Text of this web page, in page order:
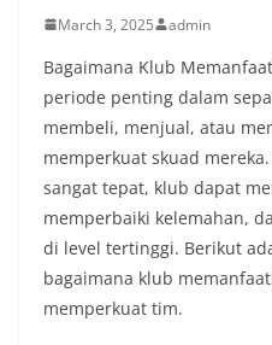
March 3, 2025 admin
Bagaimana Klub
periode penting dalam
membeli, menjual, atau
memperkuat skuad
sangat tepat, klub dapat
memperbaiki kelemahan,
di level tertinggi. Berikut
bagaimana klub
memperkuat tim.